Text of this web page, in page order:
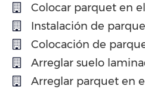
Colocar parquet en
Instalación de
Colocación de
Arreglar suelo
Arreglar parquet en